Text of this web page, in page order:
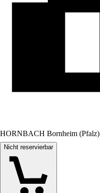
HORNBACH Bornheim (Pfalz)
Nicht reservierbar